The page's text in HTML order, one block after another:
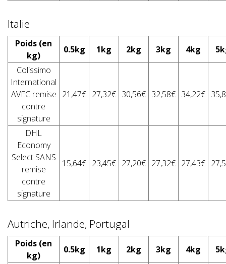
Italie
Poids (en
kg)
0.5kg 1kg 2kg 3kg 4kg
Colissimo
International
AVEC remise
contre
signature
21,47€ 27,32€ 30,56€ 32,58€ 34,22€
DHL
Economy
Select SANS
remise
contre
signature
15,64€ 23,45€ 27,20€ 27,32€ 27,43€
Autriche, Irlande, Portugal
Poids (en
kg)
0.5kg 1kg 2kg 3kg 4kg